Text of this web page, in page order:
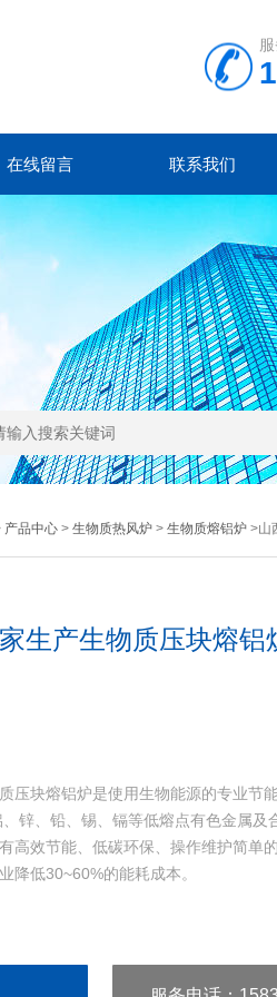
在线留言 联系我们
产品中心> 生物质热风炉> 生物质熔铝炉>山
生产生物质压块熔铝
压块熔铝炉是使用生物能源的专业节
锌、铅、锡、镉等低熔点有色金属及
高效节能、低碳环保、操作维护简单
降低30~60%的能耗成本。